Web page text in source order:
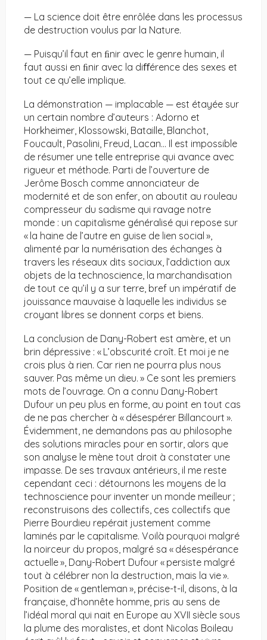
— La science doit être enrôlée dans les processus
de destruction voulus par la Nature.
— Puisqu’il faut en ﬁnir avec le genre humain, il
faut aussi en ﬁnir avec la diﬀérence des sexes et
tout ce qu’elle implique.
La démonstration — implacable — est étayée sur
un certain nombre d’auteurs : Adorno et
Horkheimer, Klossowski, Bataille, Blanchot,
Foucault, Pasolini, Freud, Lacan… Il est impossible
de résumer une telle entreprise qui avance avec
rigueur et méthode. Parti de l’ouverture de
Jerôme Bosch comme annonciateur de
modernité et de son enfer, on aboutit au rouleau
compresseur du sadisme qui ravage notre
monde : un capitalisme généralisé qui repose sur
« la haine de l’autre en guise de lien social »,
alimenté par la numérisation des échanges à
travers les réseaux dits sociaux, l’addiction aux
objets de la technoscience, la marchandisation
de tout ce qu’il y a sur terre, bref un impératif de
jouissance mauvaise à laquelle les individus se
croyant libres se donnent corps et biens.
La conclusion de Dany-Robert est amère, et un
brin dépressive : « L’obscurité croît. Et moi je ne
crois plus à rien. Car rien ne pourra plus nous
sauver. Pas même un dieu. » Ce sont les premiers
mots de l’ouvrage. On a connu Dany-Robert
Dufour un peu plus en forme, au point en tout cas
de ne pas chercher à « désespérer Billancourt ».
Évidemment, ne demandons pas au philosophe
des solutions miracles pour en sortir, alors que
son analyse le mène tout droit à constater une
impasse. De ses travaux antérieurs, il me reste
cependant ceci : détournons les moyens de la
technoscience pour inventer un monde meilleur ;
reconstruisons des collectifs, ces collectifs que
Pierre Bourdieu repérait justement comme
laminés par le capitalisme. Voilà pourquoi malgré
la noirceur du propos, malgré sa « désespérance
actuelle », Dany-Robert Dufour « persiste malgré
tout à célébrer non la destruction, mais la vie ».
Position de « gentleman », précise-t-il, disons, à la
française, d’honnête homme, pris au sens de
l’idéal moral qui nait en Europe au XVII siècle sous
la plume des moralistes, et dont Nicolas Boileau